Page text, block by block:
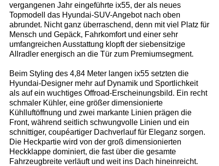
vergangenen Jahr eingeführte ix55, der als neues
Topmodell das Hyundai-SUV-Angebot nach oben
abrundet. Nicht ganz überraschend, denn mit viel Platz für
Mensch und Gepäck, Fahrkomfort und einer sehr
umfangreichen Ausstattung klopft der siebensitzige
Allradler energisch an die Tür zum Premiumsegment.
Beim Styling des 4,84 Meter langen ix55 setzten die
Hyundai-Designer mehr auf Dynamik und Sportlichkeit
als auf ein wuchtiges Offroad-Erscheinungsbild. Ein recht
schmaler Kühler, eine größer dimensionierte
Kühlluftöffnung und zwei markante Linien prägen die
Front, während seitlich schwungvolle Linien und ein
schnittiger, coupéartiger Dachverlauf für Eleganz sorgen.
Die Heckpartie wird von der groß dimensionierten
Heckklappe dominiert, die fast über die gesamte
Fahrzeugbreite verläuft und weit ins Dach hineinreicht.